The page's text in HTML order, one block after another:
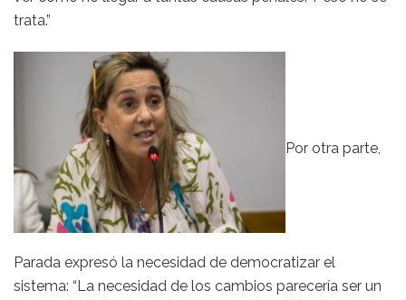
trata.”
Por otra parte,
Parada expresó la necesidad de democratizar el
sistema: “La necesidad de los cambios parecería ser un